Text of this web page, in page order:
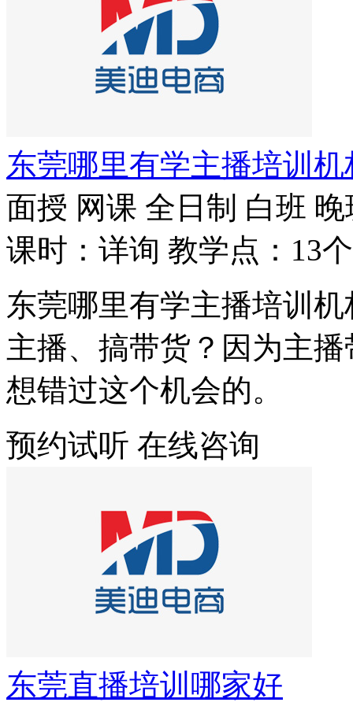
东莞哪里有学主播培训机
面授 网课 全日制 白班 晚
课时：详询 教学点：13个
东莞哪里有学主播培训
主播、搞带货？因为主
想错过这个机会的。
预约试听 在线咨询
东莞直播培训哪家好